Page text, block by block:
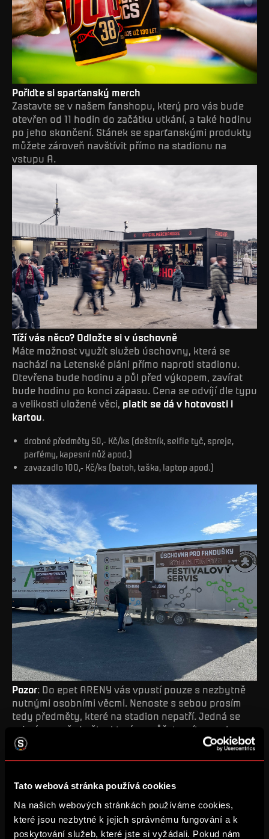
Tato webová stránka používá cookies
Na našich webových stránkách používáme cookies,
které jsou nezbytné k jejich správnému fungování a k
poskytování služeb, které jste si vyžádali. Pokud nám
Pořiďte si sparťanský merch
Zastavte se v našem fanshopu, který pro vás bude
otevřen od 11 hodin do začátku utkání, a také hodinu
po jeho skončení. Stánek se sparťanskými produkty
můžete zároveň navštívit přímo na stadionu na
vstupu A.
Tíží vás něco? Odložte si v úschovně
Máte možnost využít služeb úschovny, která se
nachází na Letenské pláni přímo naproti stadionu.
Otevřena bude hodinu a půl před výkopem, zavírat
bude hodinu po konci zápasu. Cena se odvíjí dle typu
a velikosti uložené věci, platit se dá v hotovosti i
kartou.
drobné předměty 50,- Kč/ks (deštník, selfie tyč, spreje,
parfémy, kapesní nůž apod.)
zavazadlo 100,- Kč/ks (batoh, taška, laptop apod.)
Pozor: Do epet ARENY vás vpustí pouze s nezbytně
nutnými osobními věcmi. Nenoste s sebou prosím
tedy předměty, které na stadion nepatří. Jedná se
zejména o předměty, které nemůžete mít po celou
dobu utkání při sobě. Odkládaní jakýchkoli předmětů
do uliček a prostoru schodiště je nepřípustné. Pokud
velkým zavazadlem, je na individuálním posouzení
bezpečnostní služby stadionu, zda budete na
stadion vpuštěni.
Podpořte Nadační fond ACS, nebo tvorbu chorea
Po celém stadionu najdete nové sběrné boxy na